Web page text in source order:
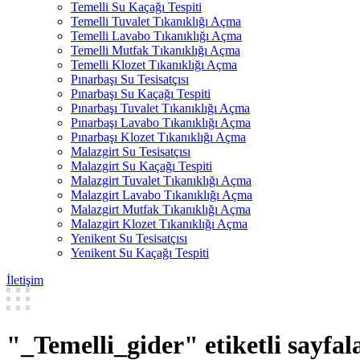
Temelli Su Kaçağı Tespiti
Temelli Tuvalet Tıkanıklığı Açma
Temelli Lavabo Tıkanıklığı Açma
Temelli Mutfak Tıkanıklığı Açma
Temelli Klozet Tıkanıklığı Açma
Pınarbaşı Su Tesisatçısı
Pınarbaşı Su Kaçağı Tespiti
Pınarbaşı Tuvalet Tıkanıklığı Açma
Pınarbaşı Lavabo Tıkanıklığı Açma
Pınarbaşı Klozet Tıkanıklığı Açma
Malazgirt Su Tesisatçısı
Malazgirt Su Kaçağı Tespiti
Malazgirt Tuvalet Tıkanıklığı Açma
Malazgirt Lavabo Tıkanıklığı Açma
Malazgirt Mutfak Tıkanıklığı Açma
Malazgirt Klozet Tıkanıklığı Açma
Yenikent Su Tesisatçısı
Yenikent Su Kaçağı Tespiti
İletişim
"_Temelli_gider" etiketli